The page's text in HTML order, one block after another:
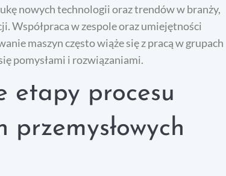
nowych technologii oraz trendów w branży,
Współpraca w zespole oraz umiejętności
maszyn często wiąże się z pracą w grupach
pomysłami i rozwiązaniami.
etapy procesu